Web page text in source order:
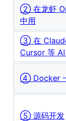
② 在龙虾
中用
③ 在
Cursor 等
④ Docker
⑤ 源码开发